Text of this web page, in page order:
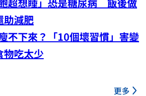
助減肥
不下來？「10個壞習慣」害變
吃太少
更多